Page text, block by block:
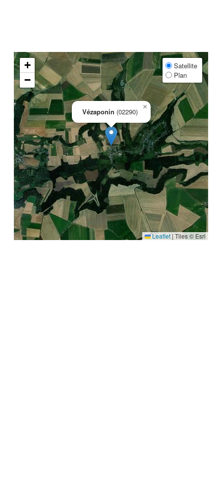
Vézaponin (02290)
×
+
−
Satellite
Plan
Leaflet | Tiles © Esri